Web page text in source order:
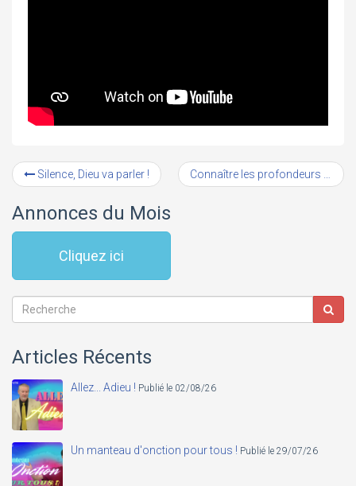
Silence, Dieu va parler !
Annonces du Mois
Cliquez ici
Articles Récents
Allez... Adieu ! Publié le 02/08/26
Un manteau d'onction pour tous ! Publié le 29/07/26